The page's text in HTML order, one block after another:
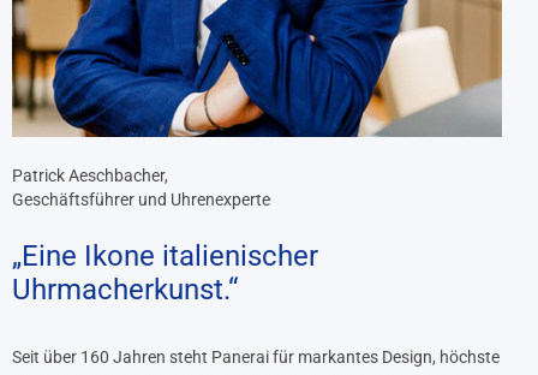
Patrick Aeschbacher,
Geschäftsführer und Uhrenexperte
„Eine Ikone italienischer
Uhrmacherkunst.“
Seit über 160 Jahren steht Panerai für markantes Design, höchste